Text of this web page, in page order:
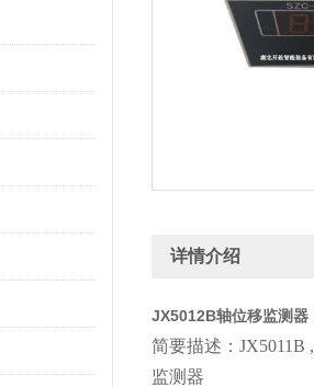
详情介绍
JX5012B轴位移监测器
简要描述：
监测器